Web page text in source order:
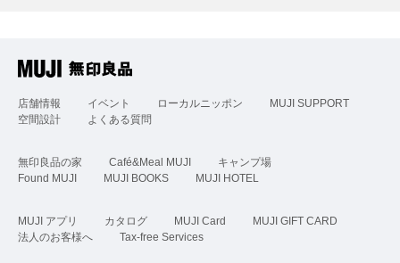
店舗情報 イベント ローカルニッポン
MUJI SUPPORT
空間設計
よくある質問
無印良品の家 Café&Meal MUJI
キャンプ場
Found MUJI
MUJI BOOKS MUJI HOTEL
MUJI アプリ カタログ MUJI Card
MUJI GIFT CARD
法人のお客様へ
Tax-free Services